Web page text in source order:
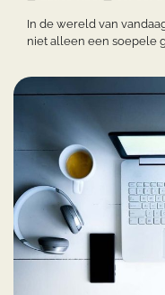
In de wereld van
niet alleen een soepele